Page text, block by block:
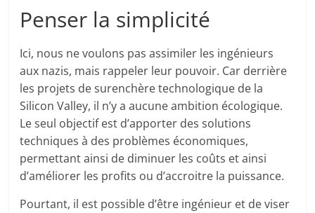
Penser la simplicité
Ici, nous ne voulons pas assimiler les ingénieurs
aux nazis, mais rappeler leur pouvoir. Car derrière
les projets de surenchère technologique de la
Silicon Valley, il n’y a aucune ambition écologique.
Le seul objectif est d’apporter des solutions
techniques à des problèmes économiques,
permettant ainsi de diminuer les coûts et ainsi
d’améliorer les profits ou d’accroitre la puissance.
Pourtant, il est possible d’être ingénieur et de viser